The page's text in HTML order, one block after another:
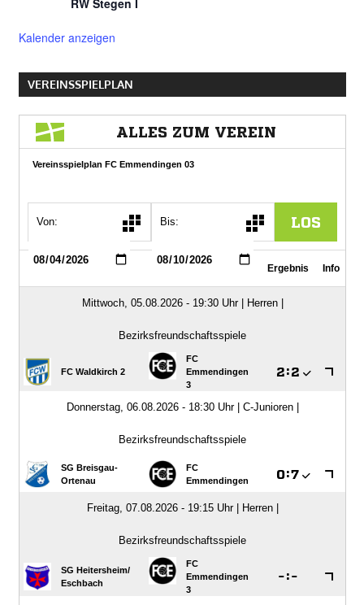
Kalender anzeigen
VEREINSSPIELPLAN